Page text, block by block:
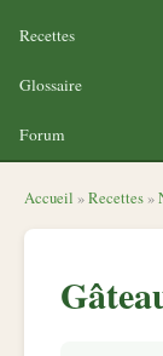
Recettes
Glossaire
Forum
Accueil »Recettes »